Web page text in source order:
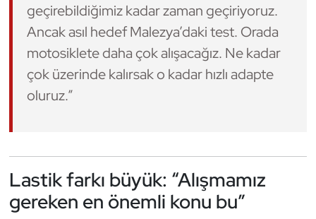
geçirebildiğimiz kadar zaman geçiriyoruz.
Ancak asıl hedef Malezya’daki test. Orada
motosiklete daha çok alışacağız. Ne kadar
çok üzerinde kalırsak o kadar hızlı adapte
oluruz.”
Lastik farkı büyük: “Alışmamız
gereken en önemli konu bu”
Muay Thai
Okçuluk
Optimist
Özel Sporcular
Paralimpik